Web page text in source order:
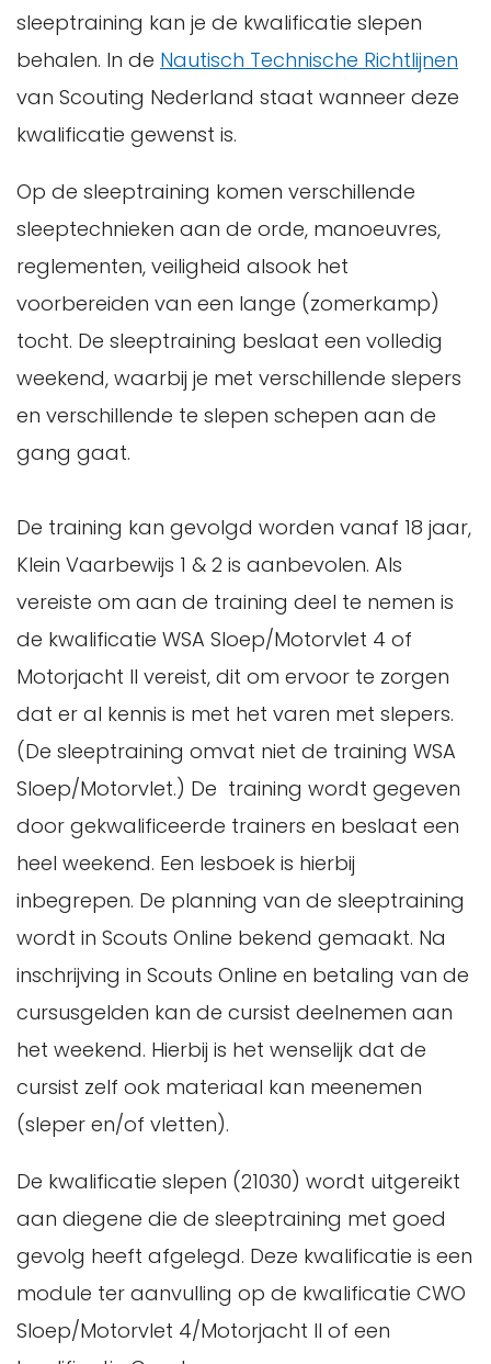
sleeptraining kan je de kwalificatie slepen
behalen. In de Nautisch Technische Richtlijnen
van Scouting Nederland staat wanneer deze
kwalificatie gewenst is.
Op de sleeptraining komen verschillende
sleeptechnieken aan de orde, manoeuvres,
reglementen, veiligheid alsook het
voorbereiden van een lange (zomerkamp)
tocht. De sleeptraining beslaat een volledig
weekend, waarbij je met verschillende slepers
en verschillende te slepen schepen aan de
gang gaat.
De training kan gevolgd worden vanaf 18 jaar,
Klein Vaarbewijs 1 & 2 is aanbevolen. Als
vereiste om aan de training deel te nemen is
de kwalificatie WSA Sloep/Motorvlet 4 of
Motorjacht II vereist, dit om ervoor te zorgen
dat er al kennis is met het varen met slepers.
(De sleeptraining omvat niet de training WSA
Sloep/Motorvlet.) De training wordt gegeven
door gekwalificeerde trainers en beslaat een
heel weekend. Een lesboek is hierbij
inbegrepen. De planning van de sleeptraining
wordt in Scouts Online bekend gemaakt. Na
inschrijving in Scouts Online en betaling van de
cursusgelden kan de cursist deelnemen aan
het weekend. Hierbij is het wenselijk dat de
cursist zelf ook materiaal kan meenemen
(sleper en/of vletten).
De kwalificatie slepen (21030) wordt uitgereikt
aan diegene die de sleeptraining met goed
gevolg heeft afgelegd. Deze kwalificatie is een
module ter aanvulling op de kwalificatie CWO
Sloep/Motorvlet 4/Motorjacht II of een